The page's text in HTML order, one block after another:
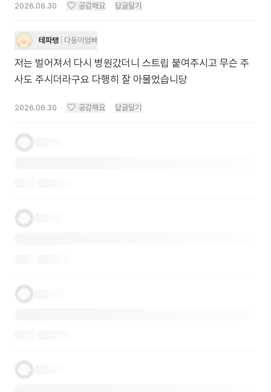
2026.06.30 공감해요 답글달기
테파탱 다둥이엄빠
저는 벌어져서 다시 병원갔더니 스트립 붙여주시고 무슨 주
사도 주시더라구요 다행히 잘 아물었습니당
2026.06.30 공감해요 답글달기